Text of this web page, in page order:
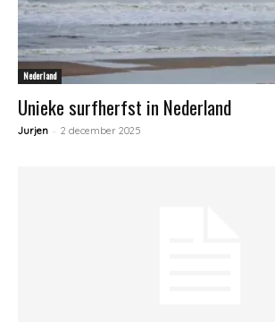
Nederland
Unieke surfherfst in Nederland
Jurjen - 2 december 2025